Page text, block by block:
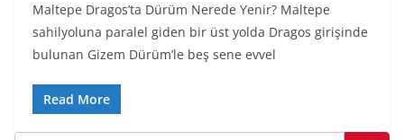
Maltepe Dragos’ta Dürüm Nerede Yenir? Maltepe
sahilyoluna paralel giden bir üst yolda Dragos girişinde
bulunan Gizem Dürüm’le beş sene evvel
Read More